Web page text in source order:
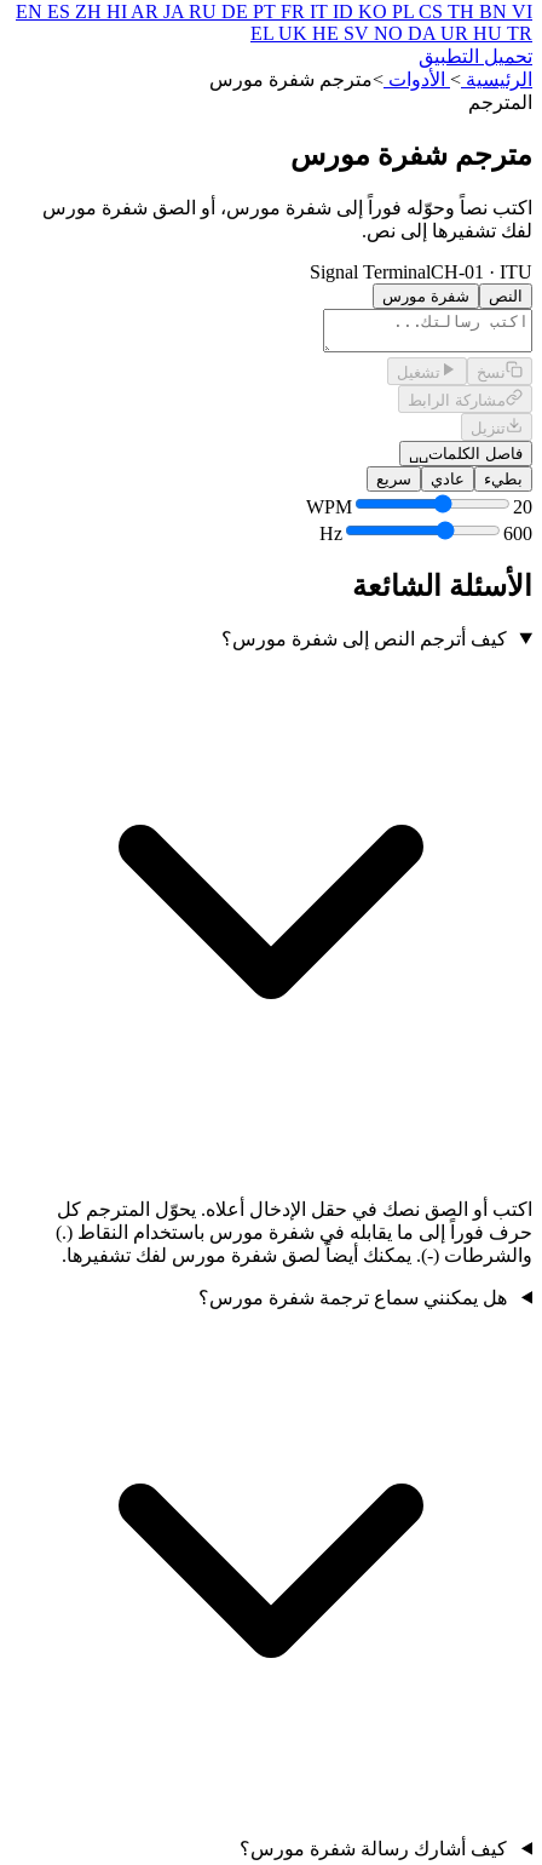
EN ES ZH HI AR JA RU DE PT FR IT ID KO PL CS TH BN VI
EL UK HE SV NO DA UR HU TR
تحميل التطبيق
الرئيسية > الأدوات >مترجم شفرة مورس
المترجم
مترجم شفرة مورس
اكتب نصاً وحوّله فوراً إلى شفرة مورس، أو الصق شفرة مورس
لفك تشفيرها إلى نص.
Signal TerminalCH-01 · ITU
النص شفرة مورس
نسخ
تشغيل
مشاركة الرابط
تنزيل
فاصل الكلمات␣␣
بطيء
عادي سريع
WPM
20
Hz
600
الأسئلة الشائعة
كيف أترجم النص إلى شفرة مورس؟
اكتب أو الصق نصك في حقل الإدخال أعلاه. يحوّل المترجم كل
حرف فوراً إلى ما يقابله في شفرة مورس باستخدام النقاط (.)
والشرطات (-). يمكنك أيضاً لصق شفرة مورس لفك تشفيرها.
هل يمكنني سماع ترجمة شفرة مورس؟
كيف أشارك رسالة شفرة مورس؟